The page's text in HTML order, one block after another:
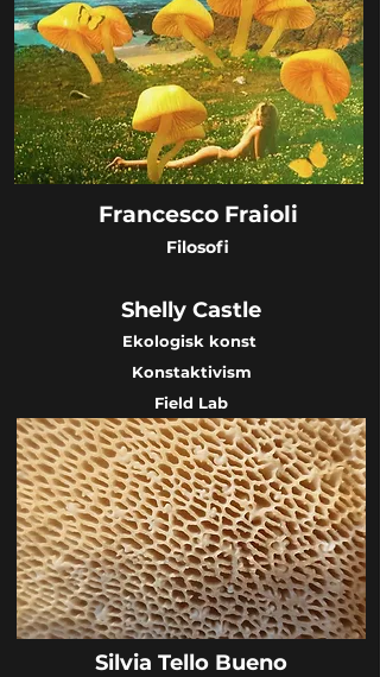
Francesco Fraioli
Filosofi
Shelly Castle
Ekologisk konst
Konstaktivism
Field Lab
Silvia Tello Bueno